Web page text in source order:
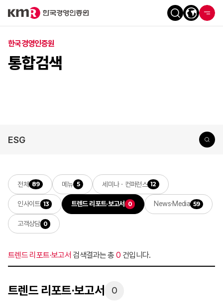
한국경영인증원
통합검색
전체 89 메뉴 5 세미나ㆍ컨퍼런스 12
인사이트 13 트렌드 리포트·보고서 0 News·Media 59
고객상담 0
트렌드 리포트·보고서 검색결과는 총0 건입니다.
트렌드 리포트·보고서 0